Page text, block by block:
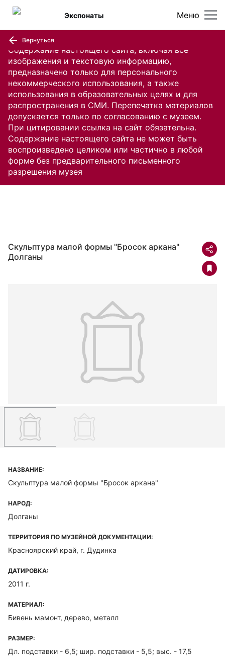
Содержание настоящего сайта, включая все
изображения и текстовую информацию,
предназначено только для персонального
некоммерческого использования, а также
использования в образовательных целях и для
распространения в СМИ. Перепечатка материалов
допускается только по согласованию с музеем.
При цитировании ссылка на сайт обязательна.
Содержание настоящего сайта не может быть
воспроизведено целиком или частично в любой
форме без предварительного письменного
разрешения музея
Меню
Экспонаты
Вернуться
Скульптура малой формы "Бросок аркана"
Долганы
НАЗВАНИЕ:
Скульптура малой формы "Бросок аркана"
НАРОД:
Долганы
ТЕРРИТОРИЯ ПО МУЗЕЙНОЙ ДОКУМЕНТАЦИИ:
Красноярский край, г. Дудинка
ДАТИРОВКА:
2011 г.
МАТЕРИАЛ:
Бивень мамонт, дерево, металл
РАЗМЕР:
Дл. подставки - 6,5; шир. подставки - 5,5; выс. - 17,5